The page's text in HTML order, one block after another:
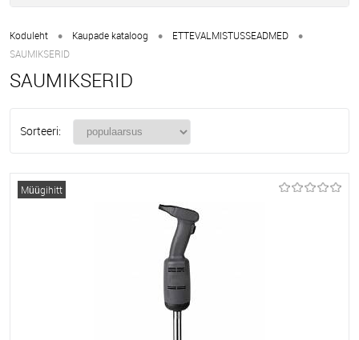
Koduleht • Kaupade kataloog • ETTEVALMISTUSSEADMED •
SAUMIKSERID
SAUMIKSERID
Sorteeri:
Müügihitt